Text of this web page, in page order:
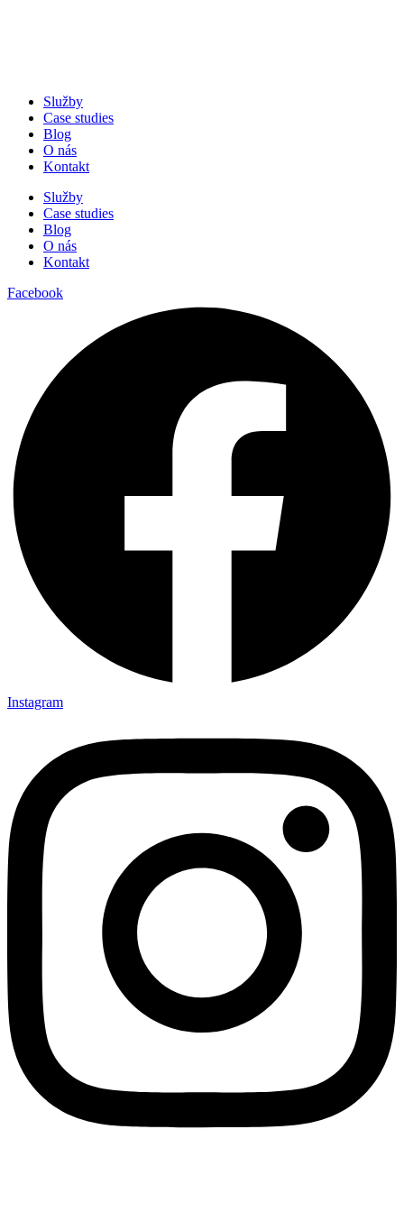
Služby
Case studies
Blog
O nás
Kontakt
Služby
Case studies
Blog
O nás
Kontakt
Facebook
Instagram